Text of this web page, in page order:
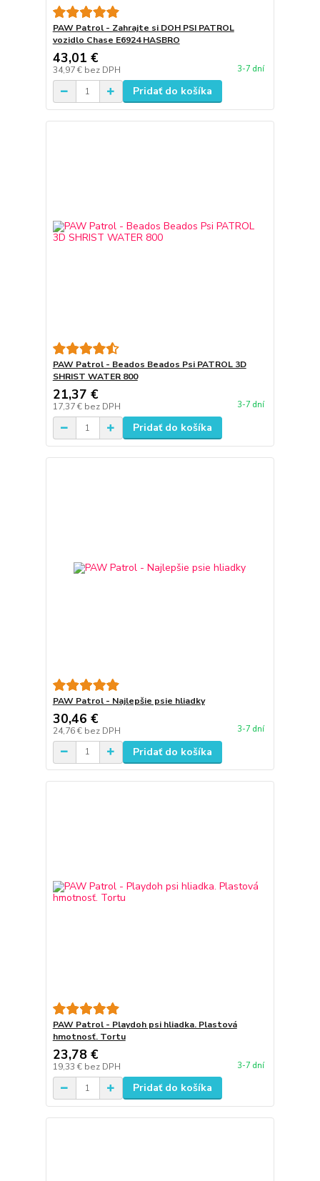
PAW Patrol - Zahrajte si DOH PSI PATROL
vozidlo Chase E6924 HASBRO
43,01 €
34,97 € bez DPH 3-7 dní
Pridať do košíka
PAW Patrol - Beados Beados Psi PATROL 3D
SHRIST WATER 800
21,37 €
17,37 € bez DPH 3-7 dní
Pridať do košíka
PAW Patrol - Najlepšie psie hliadky
30,46 €
24,76 € bez DPH 3-7 dní
Pridať do košíka
PAW Patrol - Playdoh psi hliadka. Plastová
hmotnosť. Tortu
23,78 €
19,33 € bez DPH 3-7 dní
Pridať do košíka